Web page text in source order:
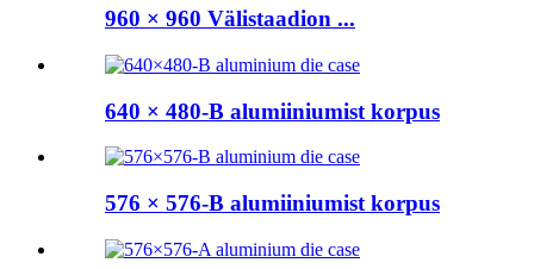
960 × 960 Välistaadion ...
640 × 480-B alumiiniumist korpus
576 × 576-B alumiiniumist korpus